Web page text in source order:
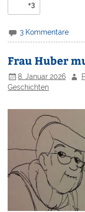
+3
3 Kommentare
Frau Huber
8. Januar 2026
Geschichten